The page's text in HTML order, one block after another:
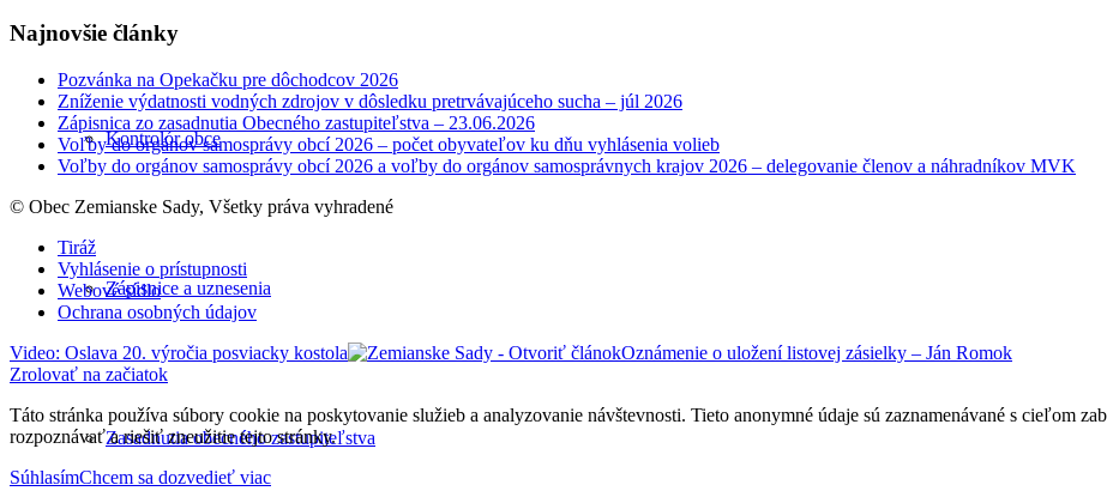
Kontrolór obce
Zápisnice a uznesenia
Zasadnutia obecného zastupiteľstva
Najnovšie články
Pozvánka na Opekačku pre dôchodcov 2026
Zníženie výdatnosti vodných zdrojov v dôsledku pretrvávajúceho sucha – júl 2026
Zápisnica zo zasadnutia Obecného zastupiteľstva – 23.06.2026
Voľby do orgánov samosprávy obcí 2026 – počet obyvateľov ku dňu vyhlásenia volieb
Voľby do orgánov samosprávy obcí 2026 a voľby do orgánov samosprávnych krajov 2026 – delegovanie členov a náhradníkov MVK
© Obec Zemianske Sady, Všetky práva vyhradené
Tiráž
Vyhlásenie o prístupnosti
Webové sídlo
Ochrana osobných údajov
Video: Oslava 20. výročia posviacky kostola
Oznámenie o uložení listovej zásielky – Ján Romok
Zrolovať na začiatok
Táto stránka používa súbory cookie na poskytovanie služieb a analyzovanie návštevnosti. Tieto anonymné údaje sú zaznamenávané s cieľom
rozpoznávať a riešiť zneužitie tejto stránky.
SúhlasímChcem sa dozvedieť viac